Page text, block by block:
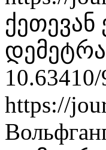
ქეთევან
https://